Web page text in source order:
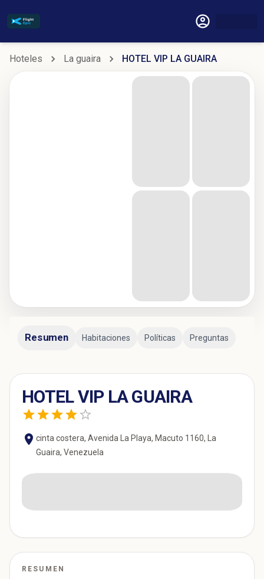
Hoteles La guaira HOTEL VIP LA GUAIRA
Resumen Habitaciones Políticas Preguntas
HOTEL VIP LA GUAIRA
cinta costera, Avenida La Playa, Macuto 1160, La
Guaira, Venezuela
RESUMEN